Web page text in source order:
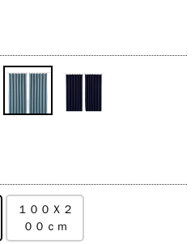
１００Ｘ２
００ｃｍ